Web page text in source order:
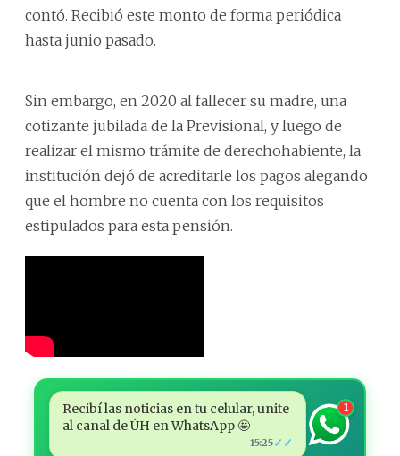
contó. Recibió este monto de forma periódica
hasta junio pasado.
Sin embargo, en 2020 al fallecer su madre, una
cotizante jubilada de la Previsional, y luego de
realizar el mismo trámite de derechohabiente, la
institución dejó de acreditarle los pagos alegando
que el hombre no cuenta con los requisitos
estipulados para esta pensión.
Recibí las noticias en tu celular, unite
al canal de ÚH en WhatsApp 🤩
15:25✓✓
1